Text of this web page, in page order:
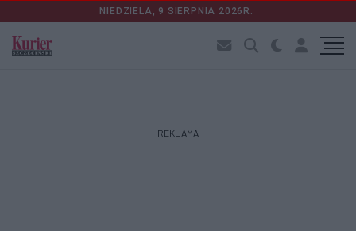
NIEDZIELA, 9 SIERPNIA 2026R.
REKLAMA